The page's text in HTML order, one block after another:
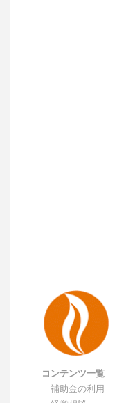
コンテンツ一覧
補助金の利用